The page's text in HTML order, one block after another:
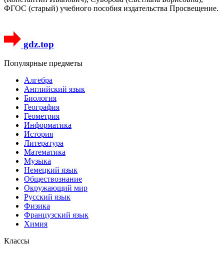
ФГОС (старый) учебного пособия издательства Просвещение.
gdz.top
Популярные предметы
Алгебра
Английский язык
Биология
География
Геометрия
Информатика
История
Литература
Математика
Музыка
Немецкий язык
Обществознание
Окружающий мир
Русский язык
Физика
Французский язык
Химия
Классы